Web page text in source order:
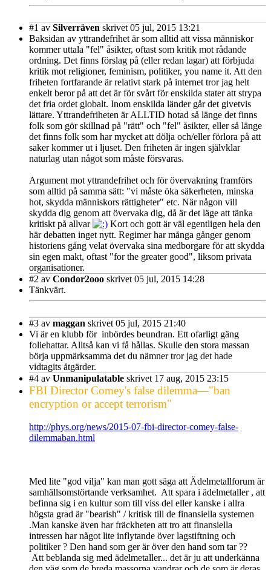
#1 av Silverräven skrivet 05 jul, 2015 13:21
Baksidan av yttrandefrihet är som alltid att vissa människor
kommer uttala "fel" åsikter, oftast som kritik mot rådande
ordning. Det finns förslag på (eller redan lagar) att förbjuda
kritik mot religioner, feminism, politiker, you name it. Att den
friheten fortfarande är relativt stark på internet tror jag helt
enkelt beror på att det är för svårt för enskilda stater att strypa
det fria ordet globalt. Inom enskilda länder går det givetvis
lättare. Yttrandefriheten är ALLTID hotad så länge det finns
folk som gör skillnad på "rätt" och "fel" åsikter, eller så länge
det finns folk som har mycket att dölja och/eller förlora på att
saker kommer ut i ljuset. Den friheten är ingen självklar
naturlag utan något som måste försvaras.
Argument mot yttrandefrihet och för övervakning framförs
som alltid på samma sätt: "vi måste öka säkerheten, minska
hot, skydda människors rättigheter" etc. När någon vill
skydda dig genom att övervaka dig, då är det läge att tänka
kritiskt på allvar
Kort och gott är väl egentligen hela den
här debatten inget nytt. Regimer har många gånger genom
historiens gång velat övervaka sina medborgare för att skydda
sin egen makt, oftast "for the greater good", liksom privata
organisationer.
#2 av Condor2ooo skrivet 05 jul, 2015 14:28
Tänkvärt.
#3 av maggan skrivet 05 jul, 2015 21:40
Vi är en klubb för inbördes beundran. Ett ofarligt gäng
foliehattar. Alltså kan vi få hållas. Skulle den stora massan
börja uppmärksamma det du nämner tror jag det hade
vidtagits åtgärder.
#4 av Unmanipulatable skrivet 17 aug, 2015 23:15
FBI Director Comey's false dilemma—"ban
encryption or accept terrorism"
http://phys.org/news/2015-07-fbi-director-comey-false-
dilemmaban.html
Med lite "god vilja" kan man gott säga att Ädelmetallforum är
samhällsomstörtande verksamhet. Att spara i ädelmetaller , att
befinna sig i en kultur som till viss del eller kanske i allra
högsta grad är "bearish" / kritisk till de finansiella systemen
.Man kanske även har fräckheten att tro att finansiella
intressen har något lite inflytande över lagstiftning och
politiker ? Den hand som ger är över den hand som tar ??
Att beblanda sig med ädelmetaller... det är ju att underkänna